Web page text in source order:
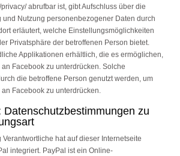
abrufbar ist, gibt Aufschluss über die
und Nutzung personenbezogener Daten durch
erläutert, welche Einstellungsmöglichkeiten
Privatsphäre der betroffenen Person bietet.
Applikationen erhältlich, die es ermöglichen,
Facebook zu unterdrücken. Solche
die betroffene Person genutzt werden, um
Facebook zu unterdrücken.
Datenschutzbestimmungen zu
Verantwortliche hat auf dieser Internetseite
integriert. PayPal ist ein Online-